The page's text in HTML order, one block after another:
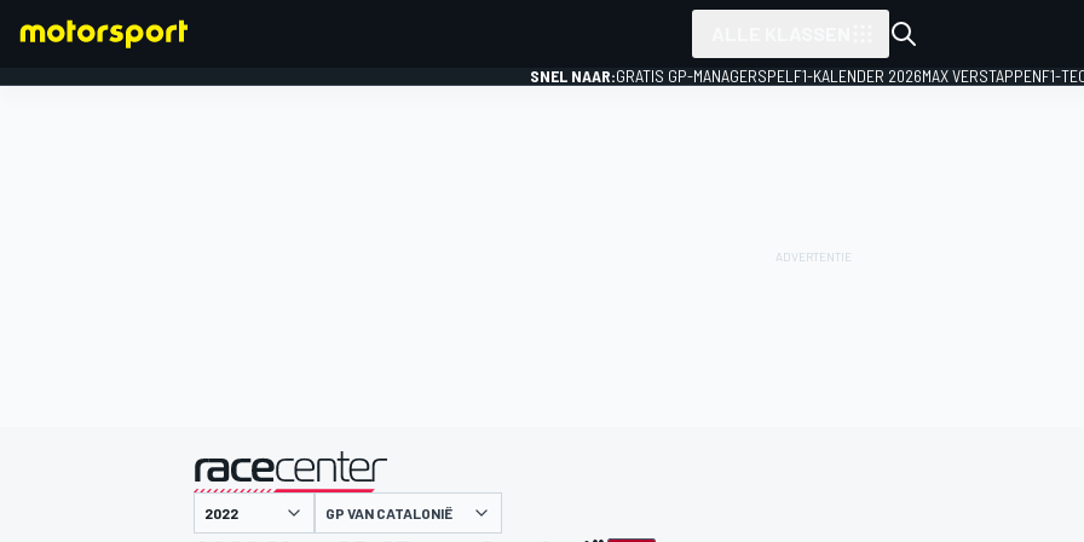
SNEL NAAR:GRATIS GP-MANAGERSPEL F1-KALENDER 2026MAX VERSTAPPENF1-
gepresenteerd door
GP VAN CATALONIË